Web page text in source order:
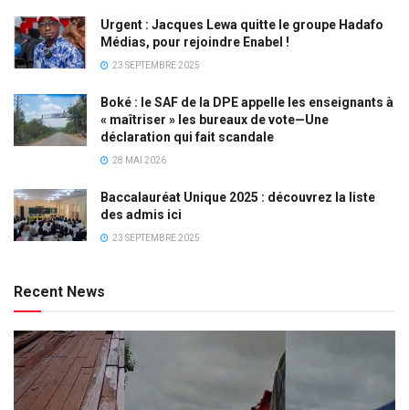
Urgent : Jacques Lewa quitte le groupe Hadafo
Médias, pour rejoindre Enabel !
23 SEPTEMBRE 2025
Boké : le SAF de la DPE appelle les enseignants à
« maîtriser » les bureaux de vote—Une
déclaration qui fait scandale
28 MAI 2026
Baccalauréat Unique 2025 : découvrez la liste
des admis ici
23 SEPTEMBRE 2025
Recent News